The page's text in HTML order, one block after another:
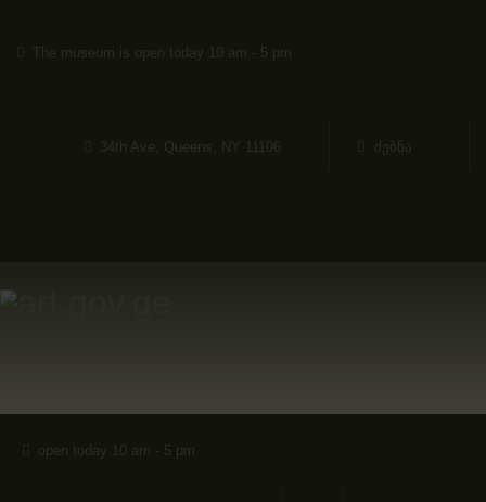
The museum is open today 10 am - 5 pm
34th Ave, Queens, NY 11106
open today 10 am - 5 pm
ᲙᲐᲢᲐᲚᲝᲒᲔᲑᲘ